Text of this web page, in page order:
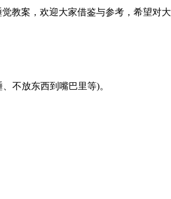
教案，欢迎大家借鉴与参考，希望对大
不放东西到嘴巴里等)。